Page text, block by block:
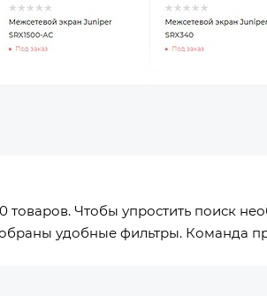
Чтобы упростить поиск
удобные фильтры. Команда